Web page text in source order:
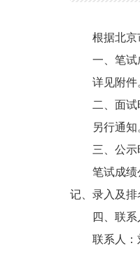
根据北京
一、笔试
详见附件
二、面
另行通知
三、公示
笔试成绩
记、录入及排
四、联
联系人：